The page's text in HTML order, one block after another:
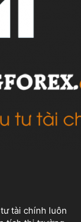
tài chính luôn